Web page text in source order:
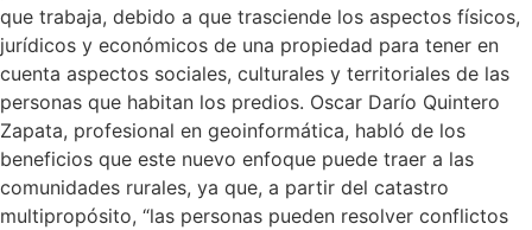
que trabaja, debido a que trasciende los aspectos físicos,
jurídicos y económicos de una propiedad para tener en
cuenta aspectos sociales, culturales y territoriales de las
personas que habitan los predios. Oscar Darío Quintero
Zapata, profesional en geoinformática, habló de los
beneficios que este nuevo enfoque puede traer a las
comunidades rurales, ya que, a partir del catastro
multipropósito, “las personas pueden resolver conflictos